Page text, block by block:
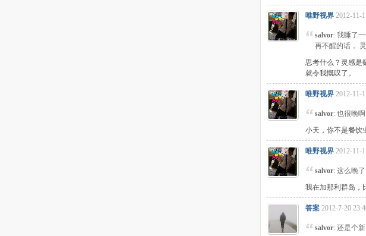
唯野视界 2012-11-
salvor: 我睡了
再不醒的话，
思考什么？灵感是
就令我慨叹了。
唯野视界 2012-11-
salvor: 也很晚
小天，你不是餐饮
唯野视界 2012-11-
salvor: 这么晚
我在加那利群岛，
答案 2012-7-20
salvor: 还是个